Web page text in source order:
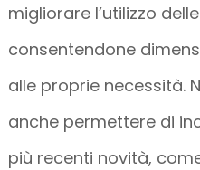
migliorare l’utilizzo
consentendone
alle proprie necessità.
anche permettere di
più recenti novità,